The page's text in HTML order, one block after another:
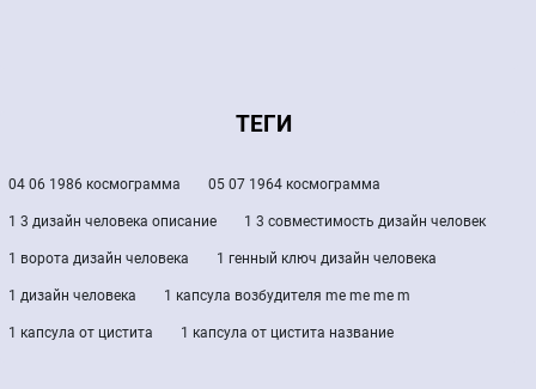
ТЕГИ
04 06 1986 космограмма 05 07 1964 космограмма
1 3 дизайн человека описание 1 3 совместимость дизайн человек
1 ворота дизайн человека 1 генный ключ дизайн человека
1 дизайн человека 1 капсула возбудителя me me me m
1 капсула от цистита 1 капсула от цистита название